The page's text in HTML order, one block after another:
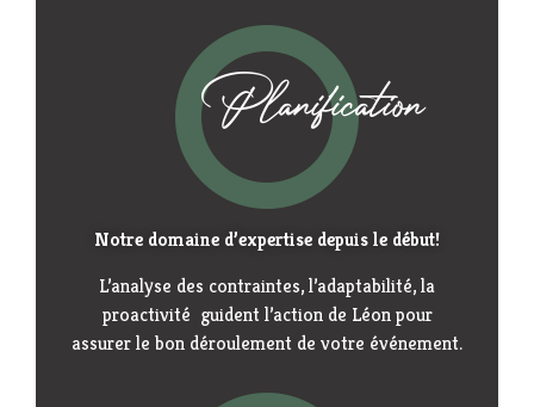
Planification
Notre domaine d’expertise depuis le début!
L’analyse des contraintes, l’adaptabilité, la
proactivité guident l’action de Léon pour
assurer le bon déroulement de votre événement.